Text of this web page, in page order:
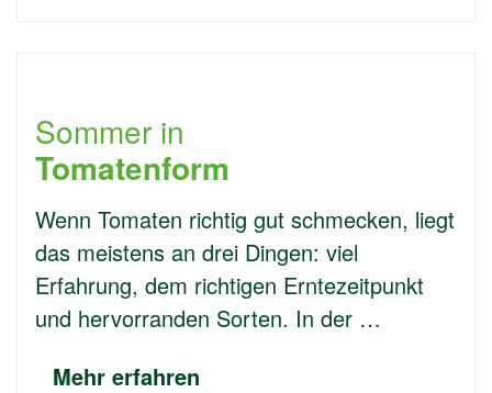
Sommer in
Tomatenform
Wenn Tomaten richtig gut schmecken, liegt
das meistens an drei Dingen: viel
Erfahrung, dem richtigen Erntezeitpunkt
und hervorranden Sorten. In der …
Mehr erfahren